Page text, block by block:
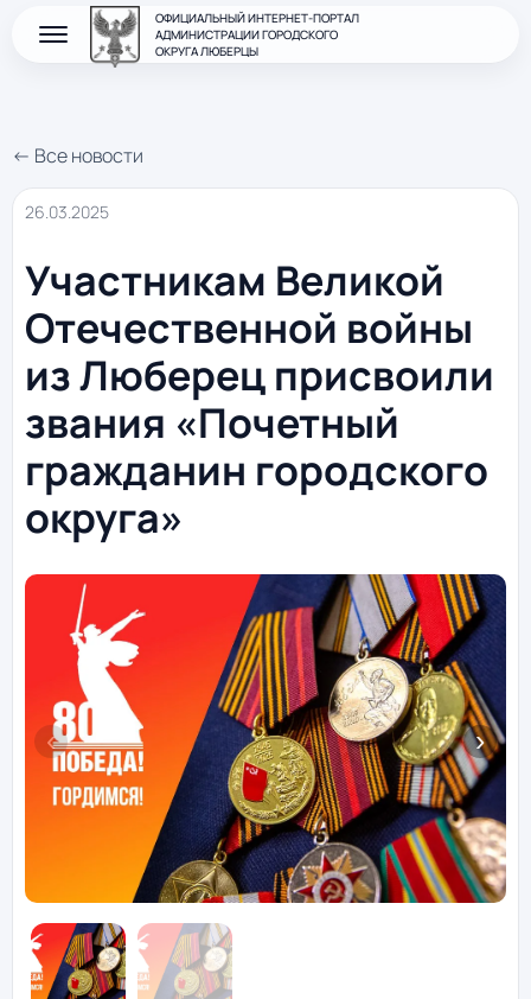
ОФИЦИАЛЬНЫЙ ИНТЕРНЕТ-ПОРТАЛ
АДМИНИСТРАЦИИ ГОРОДСКОГО
ОКРУГА ЛЮБЕРЦЫ
← Все новости
26.03.2025
Участникам Великой
Отечественной войны
из Люберец присвоили
звания «Почетный
гражданин городского
округа»